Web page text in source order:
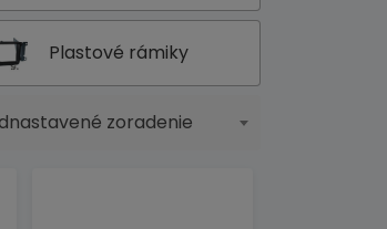
Plastové rámiky
zoradenie